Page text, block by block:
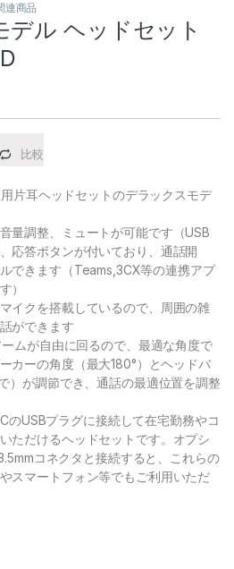
連商品
デル ヘッドセット
比較
片耳ヘッドセットのデラックスモデ
量調整、ミュートが可能です（USB
応答ボタンが付いており、通話開
できます（Teams,3CX等の連携アプ
）
イクを搭載しているので、周囲の雑
ができます
ムが自由に回るので、最適な角度で
カーの角度（最大180°）とヘッドバ
）が調節でき、通話の最適位置を調整
のUSBプラグに接続して在宅勤務やコ
ただけるヘッドセットです。オプシ
コネクタと接続すると、これらの
スマートフォン等でもご利用いただ